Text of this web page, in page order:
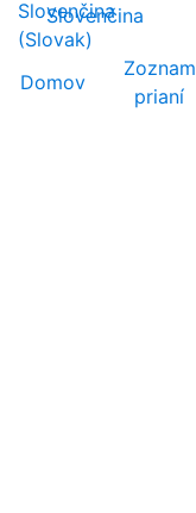
Slovenčina
Domov
Zoznam
prianí